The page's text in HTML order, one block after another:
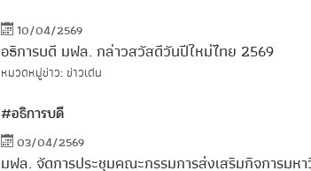
10/04/2569
อธิการบดี มฟล. กล่าวสวัสดีวันปีใหม่ไทย 2569
หมวดหมู่ข่าว: ข่าวเด่น
#อธิการบดี
03/04/2569
มฟล. จัดการประชุมคณะกรรมการส่งเสริมกิจการม